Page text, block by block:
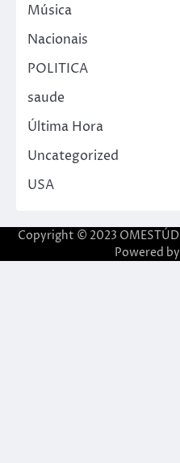
Música
Nacionais
POLITICA
saude
Última Hora
Uncategorized
USA
Copyright © 2023
Powered by